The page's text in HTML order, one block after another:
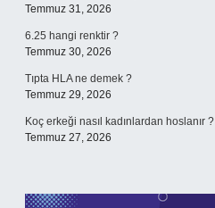
Temmuz 31, 2026
6.25 hangi renktir ?
Temmuz 30, 2026
Tıpta HLA ne demek ?
Temmuz 29, 2026
Koç erkeği nasıl kadınlardan hoslanır ?
Temmuz 27, 2026